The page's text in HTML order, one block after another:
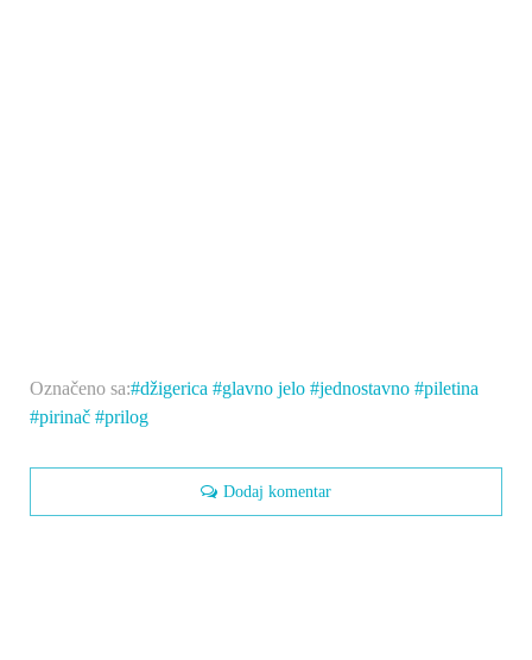
Označeno sa: džigerica glavno jelo jednostavno
piletina
pirinač
prilog
Dodaj komentar